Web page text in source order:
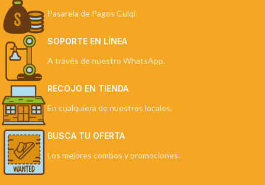
Pasarela de Pagos Culqi
SOPORTE EN LÍNEA
A través de nuestro WhatsApp.
RECOJO EN TIENDA
En cualquiera de nuestros locales.
BUSCA TU OFERTA
Los mejores combos y promociones.